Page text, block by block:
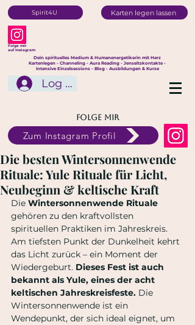
Spirit4U Karten legen lassen
Folge mir
auf Instagram
Dein spirituelles Medium & Humanenergetikerin mit Herz
Kartenlegen - Channeling - Aura Reading - Jenseitskontakte -
intensive Einzelsessions - Blog - Ausbildungen & Kurse
Log In
Folge mir
Zum Instagram Profil
Die besten Wintersonnenwende
Rituale: Yule Rituale für Licht,
Neubeginn & keltische Kraft
Die Wintersonnenwende Rituale
gehören zu den kraftvollsten
spirituellen Praktiken im Jahreskreis.
Am tiefsten Punkt der Dunkelheit kehrt
das Licht zurück – ein Moment der
Wiedergeburt. Dieses Fest ist auch
bekannt als Yule, eines der acht
keltischen Jahreskreisfeste. Die
Wintersonnenwende ist ein
Wendepunkt, der sich ideal eignet, um